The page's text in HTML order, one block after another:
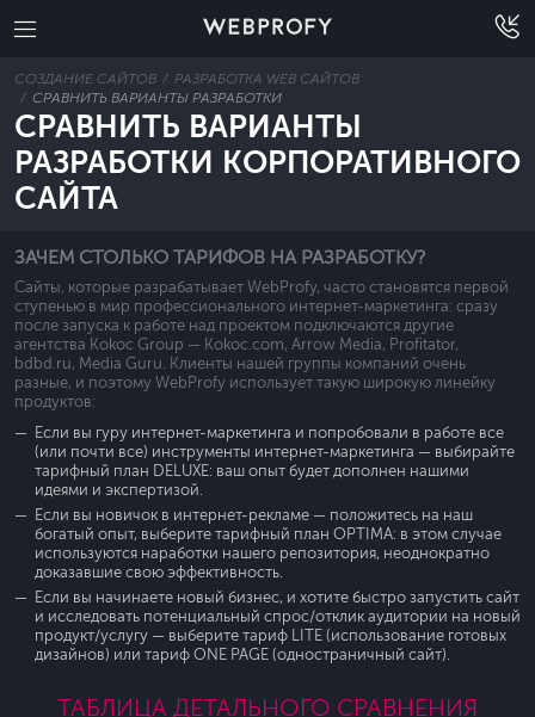
СОЗДАНИЕ САЙТОВ
РАЗРАБОТКА WEB САЙТОВ
СРАВНИТЬ ВАРИАНТЫ РАЗРАБОТКИ
СРАВНИТЬ ВАРИАНТЫ
РАЗРАБОТКИ КОРПОРАТИВНОГО
САЙТА
ЗАЧЕМ СТОЛЬКО ТАРИФОВ НА РАЗРАБОТКУ?
Сайты, которые разрабатывает WebProfy, часто становятся первой
ступенью в мир профессионального интернет-маркетинга: сразу
после запуска к работе над проектом подключаются другие
агентства Kokoc Group — Kokoc.com, Arrow Media, Profitator,
bdbd.ru, Media Guru. Клиенты нашей группы компаний очень
разные, и поэтому WebProfy использует такую широкую линейку
продуктов:
Если вы гуру интернет-маркетинга и попробовали в работе все
(или почти все) инструменты интернет-маркетинга — выбирайте
тарифный план DELUXE: ваш опыт будет дополнен нашими
идеями и экспертизой.
Если вы новичок в интернет-рекламе — положитесь на наш
богатый опыт, выберите тарифный план OPTIMA: в этом случае
используются наработки нашего репозитория, неоднократно
доказавшие свою эффективность.
Если вы начинаете новый бизнес, и хотите быстро запустить сайт
и исследовать потенциальный спрос/отклик аудитории на новый
продукт/услугу — выберите тариф LITE (использование готовых
дизайнов) или тариф ONE PAGE (одностраничный сайт).
ТАБЛИЦА ДЕТАЛЬНОГО СРАВНЕНИЯ